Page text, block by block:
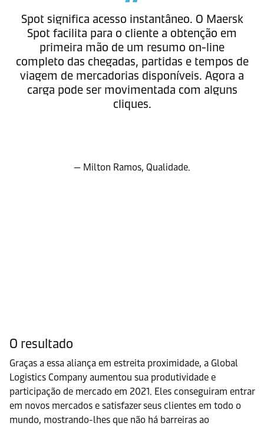
Spot significa acesso instantâneo. O Maersk
Spot facilita para o cliente a obtenção em
primeira mão de um resumo on-line
completo das chegadas, partidas e tempos de
viagem de mercadorias disponíveis. Agora a
carga pode ser movimentada com alguns
cliques.
— Milton Ramos, Qualidade.
O resultado
Graças a essa aliança em estreita proximidade, a Global
Logistics Company aumentou sua produtividade e
participação de mercado em 2021. Eles conseguiram entrar
em novos mercados e satisfazer seus clientes em todo o
mundo, mostrando-lhes que não há barreiras ao